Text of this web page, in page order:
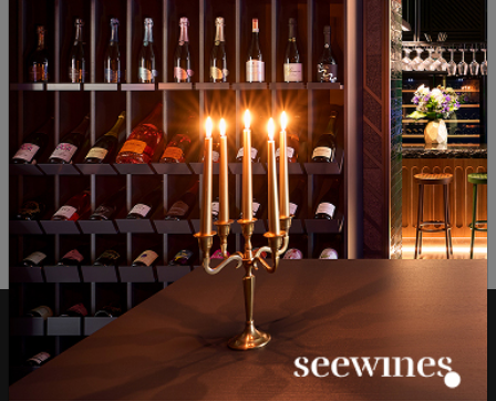
ОПИСАНИЕ НА КАТЕГОРИЯТА
Селекция подбрана от Юлия Костадинова специално за
Гергьовден